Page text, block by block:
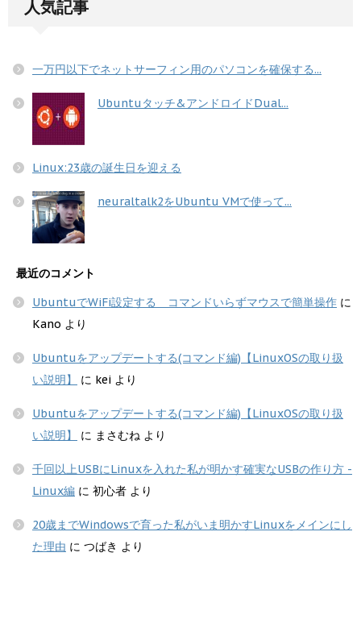
人気記事
一万円以下でネットサーフィン用のパソコンを確保する...
Ubuntuタッチ&アンドロイドDual...
Linux:23歳の誕生日を迎える
neuraltalk2をUbuntu VMで使って...
最近のコメント
UbuntuでWiFi設定する コマンドいらずマウスで簡単操作 に
Kano より
Ubuntuをアップデートする(コマンド編)【LinuxOSの取り扱
い説明】
に kei より
Ubuntuをアップデートする(コマンド編)【LinuxOSの取り扱
い説明】
に まさむね より
千回以上USBにLinuxを入れた私が明かす確実なUSBの作り方 -
Linux編 に 初心者 より
20歳までWindowsで育った私がいま明かすLinuxをメインにし
た理由 に つばき より